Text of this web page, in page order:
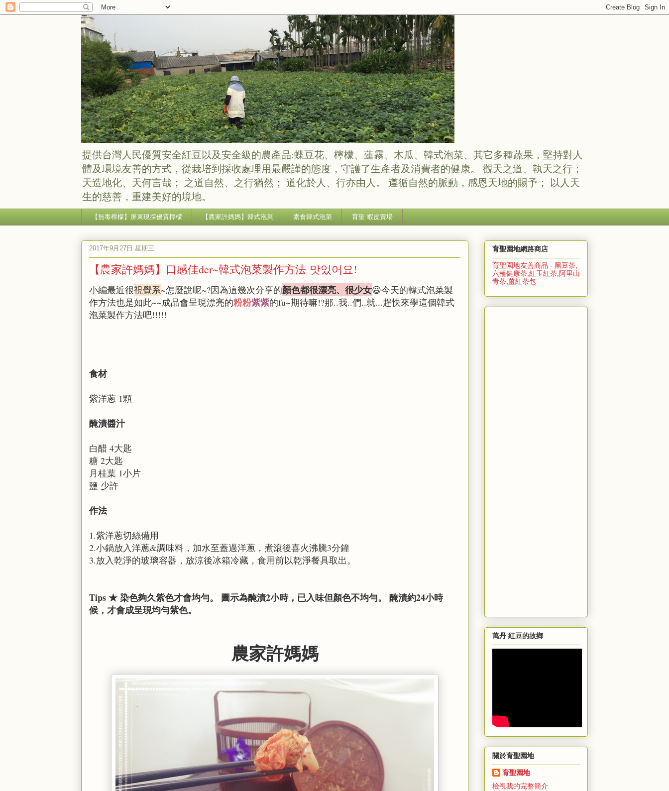
提供台灣人民優質安全紅豆以及安全級的農產品:蝶豆花、檸檬、蓮霧、木瓜、韓式泡菜、其它多種蔬果，堅持對人
體及環境友善的方式，從栽培到採收處理用最嚴謹的態度，守護了生產者及消費者的健康。 觀天之道、執天之行；
天造地化、天何言哉； 之道自然、之行猶然； 道化於人、行亦由人。 遵循自然的脈動，感恩天地的賜予； 以人天
生的慈善，重建美好的境地。
【無毒檸檬‬】屏東現採優質檸檬‬ 【農家許媽媽】韓式泡菜 素食韓式泡菜 育聖 蝦皮賣場
2017年9月27日 星期三
【農家許媽媽】口感佳der~韓式泡菜製作方法 맛있어요!
小編最近很視覺系~怎麼說呢~?因為這幾次分享的顏色都很漂亮、很少女😃今天的韓式泡菜製
作方法也是如此~~成品會呈現漂亮的粉粉紫紫的fu~期待嘛!?那..我..們..就...趕快來學這個韓式
泡菜製作方法吧!!!!!
食材
紫洋蔥 1顆
醃漬醬汁
白醋 4大匙
糖 2大匙
月桂葉 1小片
鹽 少許
作法
1.紫洋蔥切絲備用
2.小鍋放入洋蔥&調味料，加水至蓋過洋蔥，煮滾後喜火沸騰3分鐘
3.放入乾淨的玻璃容器，放涼後冰箱冷藏，食用前以乾淨餐具取出。
Tips ★ 染色夠久紫色才會均勻。 圖示為醃漬2小時，已入味但顏色不均勻。 醃漬約24小時
候，才會成呈現均勻紫色。
農家許媽媽
育聖園地網路商店
育聖園地友善商品 - 黑豆茶,
六種健康茶,紅玉紅茶,阿里山
青茶,薑紅茶包
萬丹 紅豆的故鄉
關於育聖園地
育聖園地
檢視我的完整簡介